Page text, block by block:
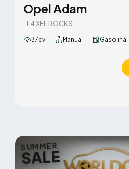
Opel Adam
1.4 XEL ROCKS
87cv Manual Gasolina
SUMMER
SALE